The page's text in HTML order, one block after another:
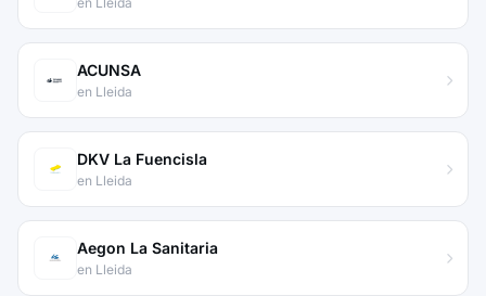
ACUNSA
en Lleida
DKV La Fuencisla
en Lleida
Aegon La Sanitaria
en Lleida